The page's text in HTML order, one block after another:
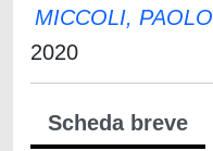
MICCOLI, PAOLO
2020
Scheda breve